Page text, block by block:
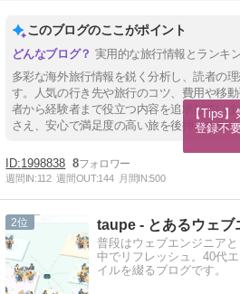
このブログのここがポイント
実用的な旅行情報とランキ
多彩な海外旅行情報を鋭く分析し、読者の
す。人気の行き先や旅行のコツ、費用や移
者から経験者まで役立つ内容を追求していま
さえ、安心で満足度の高い旅を後押しする
1998838 8
週間IN:112 週間OUT:144 月間IN:500
2 taupe - とあるウェブ
普段はウェブエンジニア
中でリフレッシュ。40代
イルを綴るブログです。
【Tips
登録不